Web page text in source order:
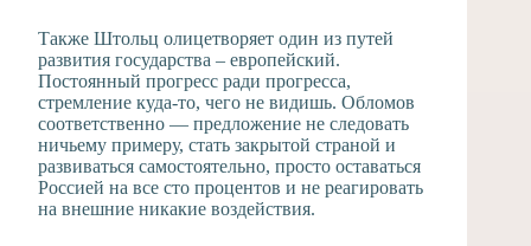
Также Штольц олицетворяет один из путей
развития государства – европейский.
Постоянный прогресс ради прогресса,
стремление куда-то, чего не видишь. Обломов
соответственно — предложение не следовать
ничьему примеру, стать закрытой страной и
развиваться самостоятельно, просто оставаться
Россией на все сто процентов и не реагировать
на внешние никакие воздействия.